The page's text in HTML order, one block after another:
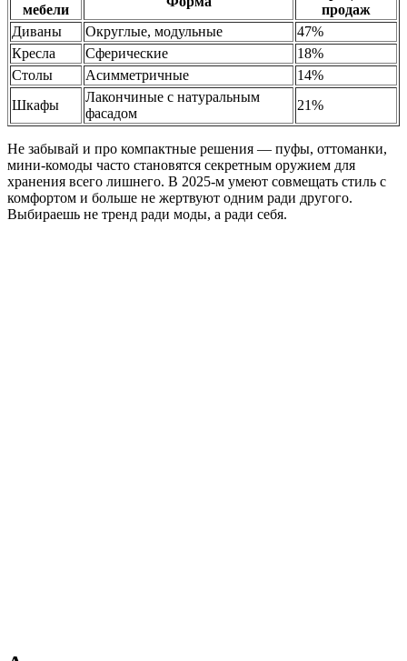
мебели
продаж
Диваны
Округлые, модульные
47%
Кресла
Сферические
18%
Столы
Асимметричные
14%
Шкафы
Лакончиные с натуральным
фасадом
21%
Не забывай и про компактные решения — пуфы, оттоманки,
мини-комоды часто становятся секретным оружием для
хранения всего лишнего. В 2025-м умеют совмещать стиль с
комфортом и больше не жертвуют одним ради другого.
Выбираешь не тренд ради моды, а ради себя.